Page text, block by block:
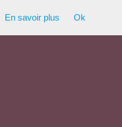
En savoir plus Ok